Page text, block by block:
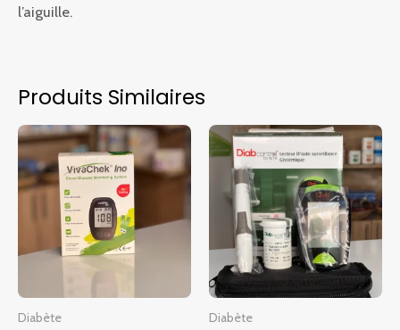
l’aiguille.
Produits Similaires
Diabète Diabète